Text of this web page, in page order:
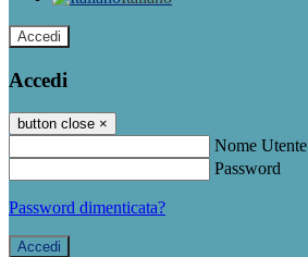
Accedi
Accedi
button close ×
Nome Utente
Password
Password dimenticata?